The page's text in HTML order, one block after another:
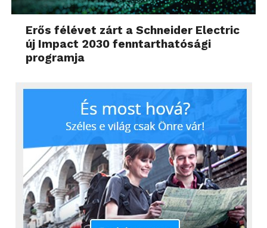
Erős félévet zárt a Schneider Electric
új Impact 2030 fenntarthatósági
programja